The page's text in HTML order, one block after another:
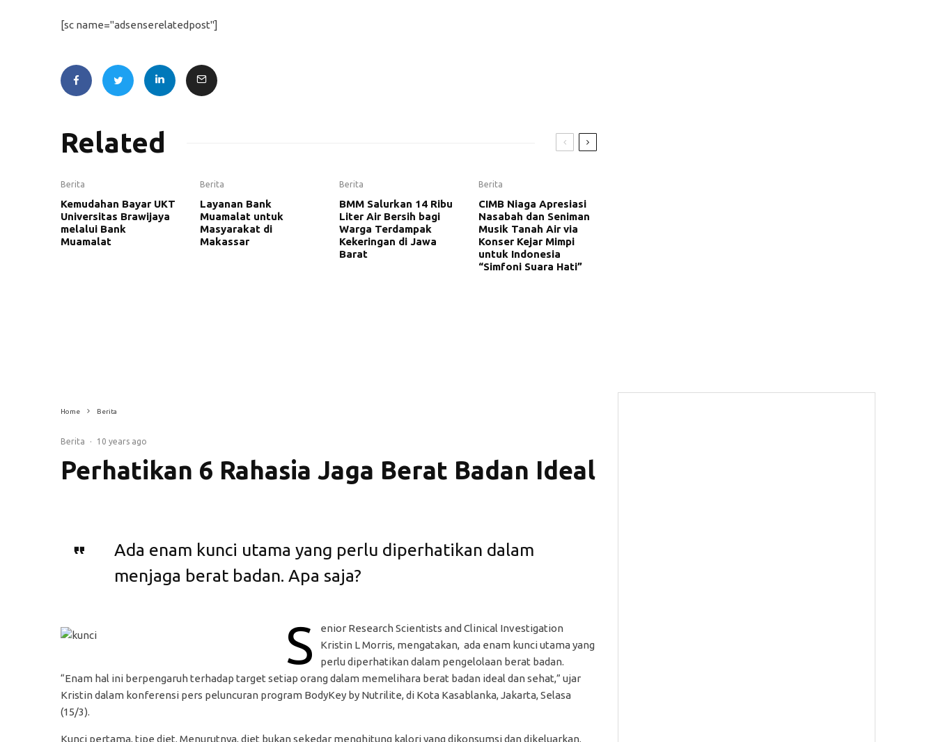
[sc name="adsenserelatedpost"]
Related
Berita
Kemudahan Bayar UKT
Universitas Brawijaya
melalui Bank
Muamalat
Berita
Layanan Bank
Muamalat untuk
Masyarakat di
Makassar
Berita
BMM Salurkan 14 Ribu
Liter Air Bersih bagi
Warga Terdampak
Kekeringan di Jawa
Barat
Berita
CIMB Niaga Apresiasi
Nasabah dan Seniman
Musik Tanah Air via
Konser Kejar Mimpi
untuk Indonesia
“Simfoni Suara Hati”
Home Berita
Berita · 10 years ago
Perhatikan 6 Rahasia Jaga Berat Badan Ideal
Ada enam kunci utama yang perlu diperhatikan dalam
menjaga berat badan. Apa saja?
S
enior Research Scientists and Clinical Investigation
Kristin L Morris, mengatakan, ada enam kunci utama yang
perlu diperhatikan dalam pengelolaan berat badan.
“Enam hal ini berpengaruh terhadap target setiap orang dalam memelihara berat badan ideal dan sehat,” ujar
Kristin dalam konferensi pers peluncuran program BodyKey by Nutrilite, di Kota Kasablanka, Jakarta, Selasa
(15/3).
Kunci pertama, tipe diet. Menurutnya, diet bukan sekedar menghitung kalori yang dikonsumsi dan dikeluarkan.